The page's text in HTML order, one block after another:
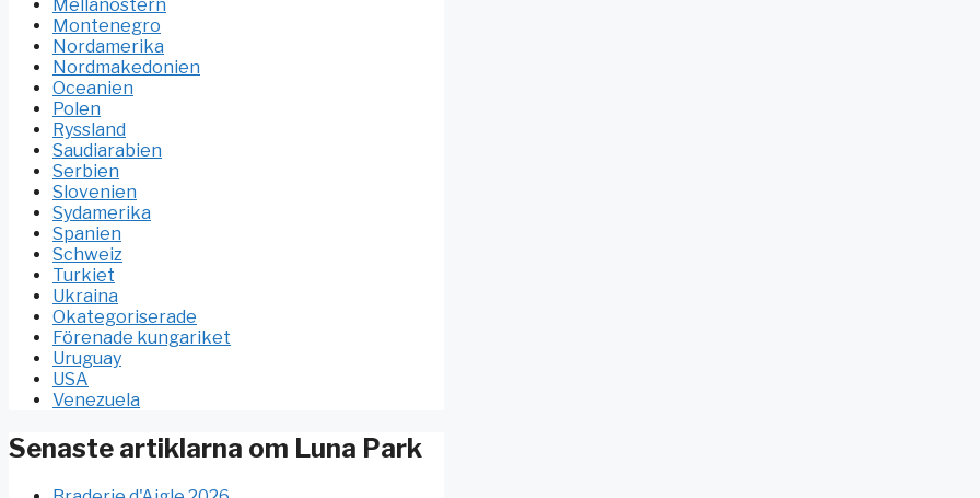
Mellanöstern
Montenegro
Nordamerika
Nordmakedonien
Oceanien
Polen
Ryssland
Saudiarabien
Serbien
Slovenien
Sydamerika
Spanien
Schweiz
Turkiet
Ukraina
Okategoriserade
Förenade kungariket
Uruguay
USA
Venezuela
Senaste artiklarna om Luna Park